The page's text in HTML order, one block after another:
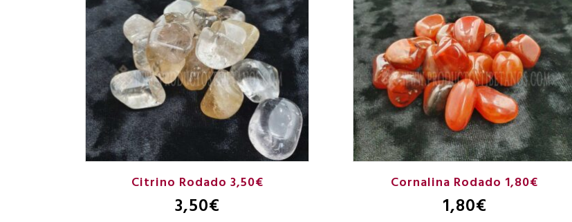
Citrino Rodado 3,50€
3,50€
Cornalina Rodado 1,80€
1,80€